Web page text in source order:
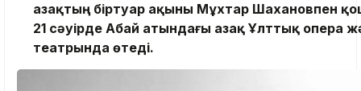
Қазақтың біртуар ақыны Мұхтар Шахановпен
21 сәуірде Абай атындағы Қазақ Ұлттық опера
театрында өтеді.